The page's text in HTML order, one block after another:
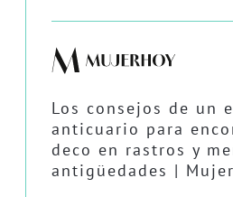
Los consejos de un
anticuario para
deco en rastros y
antigüedades |